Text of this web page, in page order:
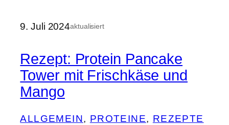
9. Juli 2024aktualisiert
Rezept: Protein Pancake
Tower mit Frischkäse und
Mango
ALLGEMEIN, PROTEINE, REZEPTE